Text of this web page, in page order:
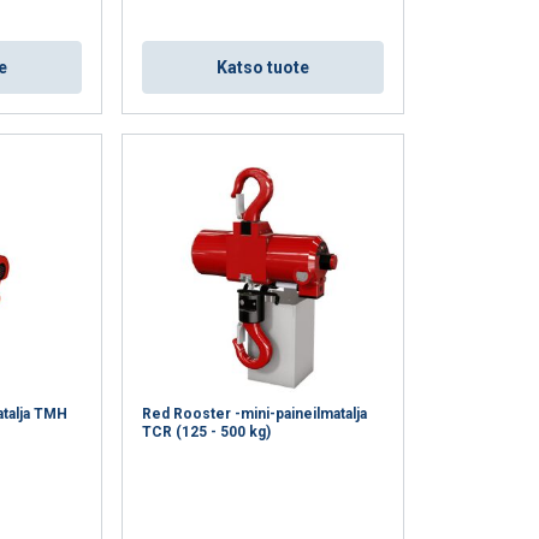
Katso tuote
TMH
Red Rooster -mini-paineilmatalja
TCR (125 - 500 kg)
yhdistää ne
KAIKKI